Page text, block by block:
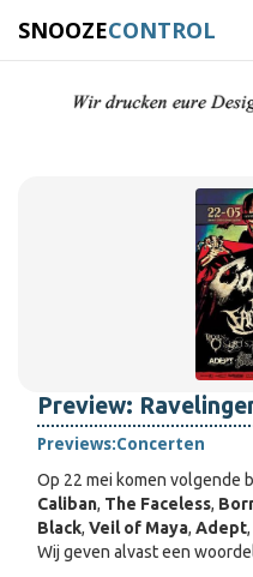
SNOOZECONTROL
Preview:
Previews:Concerten
Op 22 mei komen volgende
Caliban, The Faceless,
Black, Veil of Maya, Adept,
Wij geven alvast een